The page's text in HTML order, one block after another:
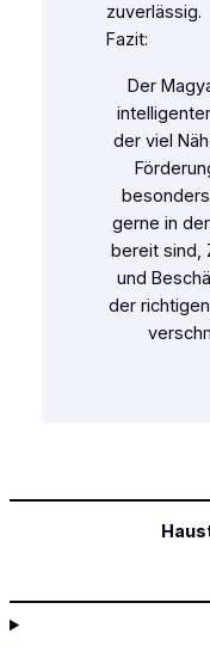
zuverlässig.
Fazit:
Der
der viel
gerne in
bereit sind,
und
der